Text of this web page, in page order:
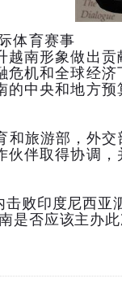
体育赛事
越南形象做出
机和全球经
中央和地方
旅游部，外交
伙伴取得协调
败印度尼西亚
是否应该主办